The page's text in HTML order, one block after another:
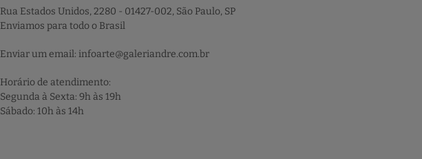
Rua Estados Unidos, 2280 - 01427-002, São Paulo, SP
Enviamos para todo o Brasil
Enviar um email: infoarte@galeriandre.com.br
Horário de atendimento:
Segunda à Sexta: 9h às 19h
Sábado: 10h às 14h